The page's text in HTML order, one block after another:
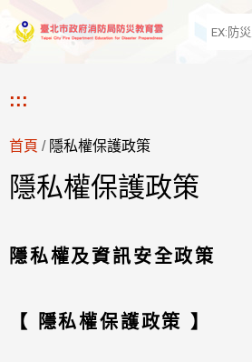
:::
首頁 / 隱私權保護政策
隱私權保護政策
隱私權及資訊安全政策
【 隱私權保護政策 】